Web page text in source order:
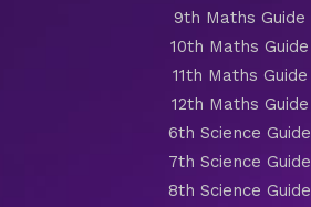
9th Maths Guide
10th Maths Guide
11th Maths Guide
12th Maths Guide
6th Science Guide
7th Science Guide
8th Science Guide